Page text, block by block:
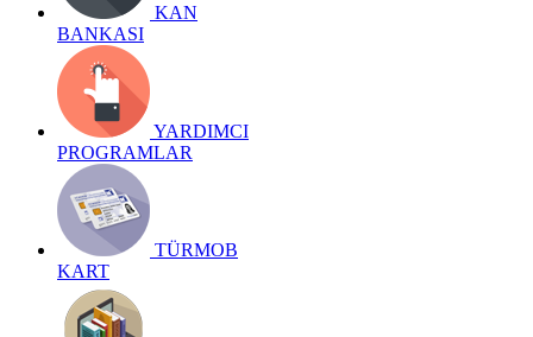
KAN
BANKASI
YARDIMCI
PROGRAMLAR
TÜRMOB
KART